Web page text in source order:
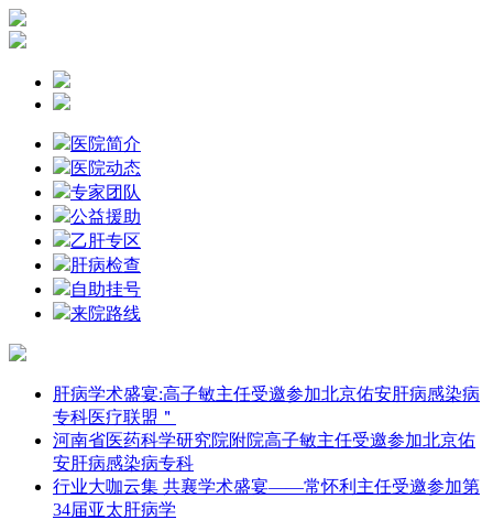
医院简介
医院动态
专家团队
公益援助
乙肝专区
肝病检查
自助挂号
来院路线
肝病学术盛宴:高子敏主任受邀参加北京佑安肝病感染病
专科医疗联盟＂
河南省医药科学研究院附院高子敏主任受邀参加北京佑
安肝病感染病专科
行业大咖云集 共襄学术盛宴——常怀利主任受邀参加第
34届亚太肝病学